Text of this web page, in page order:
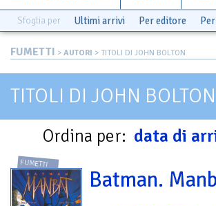
Sfoglia per Ultimi arrivi Per editore
FUMETTI > AUTORI > TITOLI DI JOHN BOLTON
TITOLI DI JOHN BOLTON
Ordina per: data di
FUMETTI
Batman.